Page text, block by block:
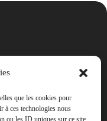
que les cookies pour
à ces technologies nous
ou les ID uniques sur ce site.